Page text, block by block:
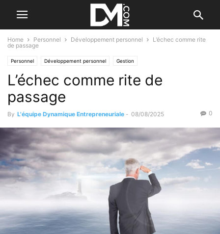
Home Personnel Développement personnel
L’échec comme rite
de passage
Personnel Développement personnel Gestion
Gestion du temps et du stress Les difficultés
L’échec comme rite de
passage
By L'équipe Dynamique Entrepreneuriale - 08/08/2025 0